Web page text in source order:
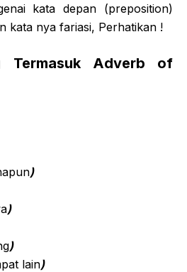
kata depan (preposition)
kata nya fariasi, Perhatikan !
Termasuk Adverb of
)
)
)
lain)